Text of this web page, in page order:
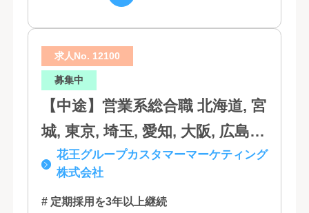
口, 鳥取, 島根, 香川, 愛媛, 徳島,
高知, 福岡, 長崎, 熊本, 鹿児島, 大
分, 宮崎, 佐賀, 沖縄
求人No. 12100
募集中
【中途】営業系総合職 北海道, 宮
城, 東京, 埼玉, 愛知, 大阪, 広島,
福岡花王グループカスタマーマーケティング
株式会社
# 定期採用を3年以上継続